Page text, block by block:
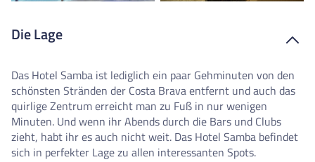
Die Lage
Das Hotel Samba ist lediglich ein paar Gehminuten von den
schönsten Stränden der Costa Brava entfernt und auch das
quirlige Zentrum erreicht man zu Fuß in nur wenigen
Minuten. Und wenn ihr Abends durch die Bars und Clubs
zieht, habt ihr es auch nicht weit. Das Hotel Samba befindet
sich in perfekter Lage zu allen interessanten Spots.